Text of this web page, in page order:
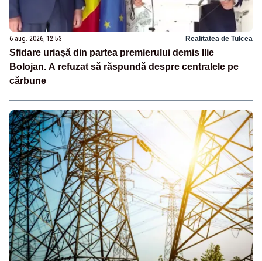
6 aug. 2026, 12:53 Realitatea de Tulcea
Sfidare uriașă din partea premierului demis Ilie
Bolojan. A refuzat să răspundă despre centralele pe
cărbune